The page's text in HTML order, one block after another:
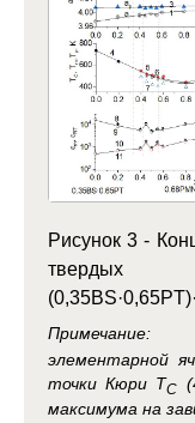
Рисунок 3 -
Примечание:
элементарной
точки Кюри TC
максимума на